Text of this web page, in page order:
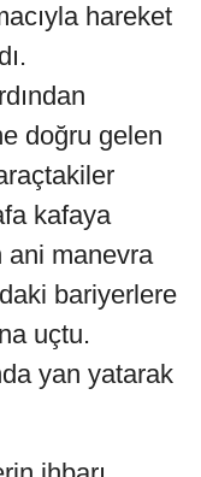
hareket
doğru gelen
kafaya
ani manevra
bariyerlere
uçtu.
yan yatarak